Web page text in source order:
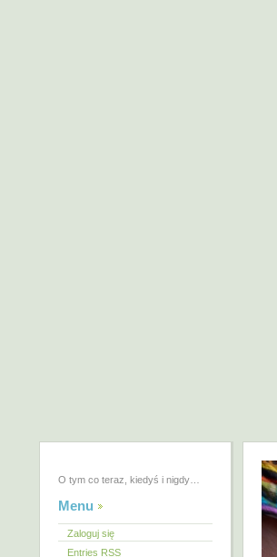
O tym co teraz, kiedyś i nigdy…
Menu
Zaloguj się
Entries RSS